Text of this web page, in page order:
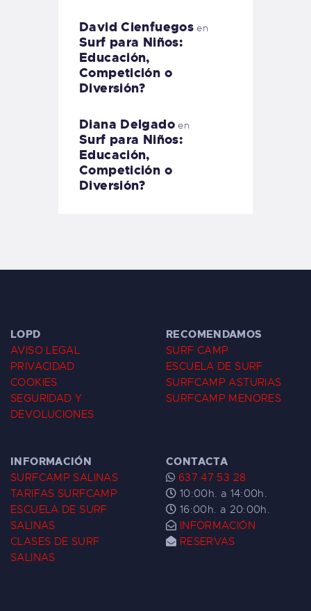
David Cienfuegos en
Surf para Niños:
Educación,
Competición o
Diversión?
Diana Delgadoen
Surf para Niños:
Educación,
Competición o
Diversión?
LOPD
AVISO LEGAL
PRIVACIDAD
COOKIES
SEGURIDAD Y
DEVOLUCIONES
RECOMENDAMOS
SURF CAMP
ESCUELA DE SURF
SURFCAMP ASTURIAS
SURFCAMP MENORES
INFORMACIÓN
SURFCAMP SALINAS
TARIFAS SURFCAMP
ESCUELA DE SURF
SALINAS
CLASES DE SURF
SALINAS
CONTACTA
637 47 53 28
10:00h. a 14:00h.
16:00h. a 20:00h.
INFORMACIÓN
RESERVAS